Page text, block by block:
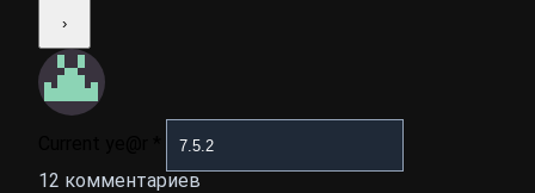
12 комментариев